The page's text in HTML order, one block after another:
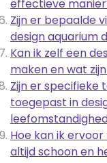
effectieve
Zijn er bepaalde
design aquarium
Kan ik zelf een
maken en wat
Zijn er specifieke
toegepast in
Hoe kan ik
altijd schoon en